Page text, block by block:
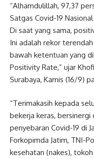
“Alhamdulillah, 97,37
Satgas Covid-19
Di saat yang sama,
Ini adalah rekor
bawah ketentuan yang
Positivity Rate,” ujar
Surabaya, Kamis (16/9)
“Terimakasih kepada
bekerja keras,
penyebaran Covid-19 di
Forkopimda Jatim, TNI-
kesehatan (nakes),